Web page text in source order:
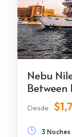
Nebu
Between
Desde
3